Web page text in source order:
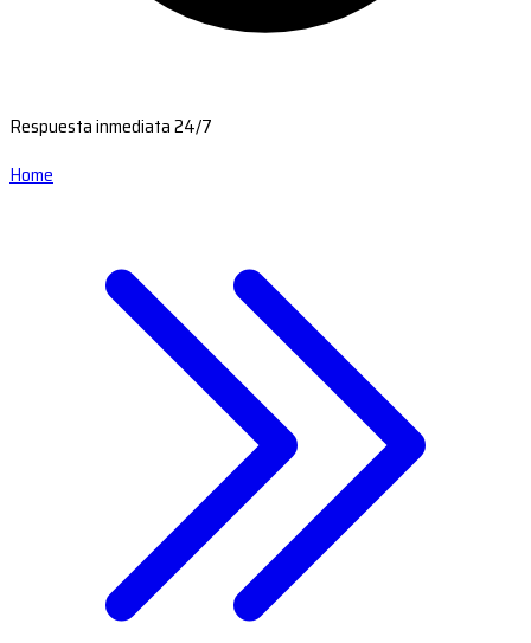
Respuesta inmediata 24/7
Home